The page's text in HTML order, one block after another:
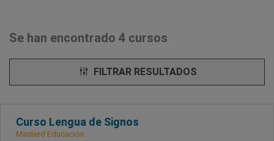
Se han encontrado 4 cursos
FILTRAR RESULTADOS
Curso Lengua de Signos
Masterd Educación